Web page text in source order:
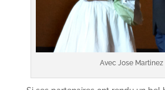
Avec Jose Martinez